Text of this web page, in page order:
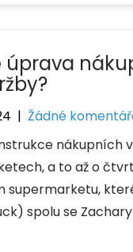
úprava
|Žádné
nákupních
a to až o
supermarketu,
spolu se Zachary